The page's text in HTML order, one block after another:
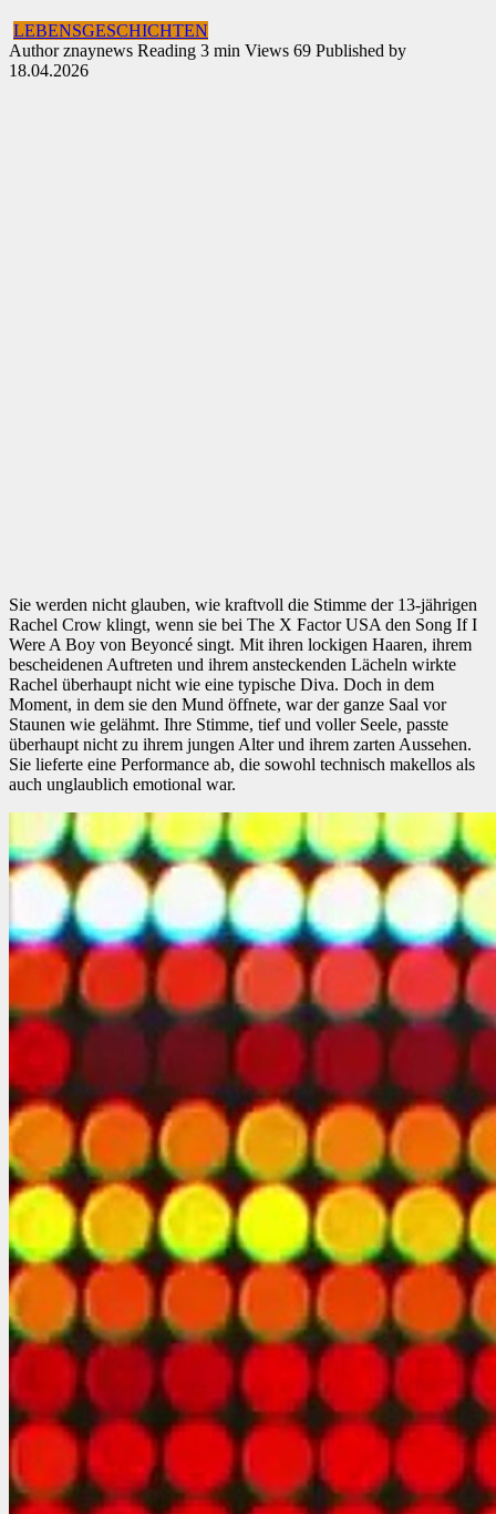
LEBENSGESCHICHTEN
Author znaynews Reading 3 min Views 69 Published by
18.04.2026
Sie werden nicht glauben, wie kraftvoll die Stimme der 13-jährigen
Rachel Crow klingt, wenn sie bei The X Factor USA den Song If I
Were A Boy von Beyoncé singt. Mit ihren lockigen Haaren, ihrem
bescheidenen Auftreten und ihrem ansteckenden Lächeln wirkte
Rachel überhaupt nicht wie eine typische Diva. Doch in dem
Moment, in dem sie den Mund öffnete, war der ganze Saal vor
Staunen wie gelähmt. Ihre Stimme, tief und voller Seele, passte
überhaupt nicht zu ihrem jungen Alter und ihrem zarten Aussehen.
Sie lieferte eine Performance ab, die sowohl technisch makellos als
auch unglaublich emotional war.